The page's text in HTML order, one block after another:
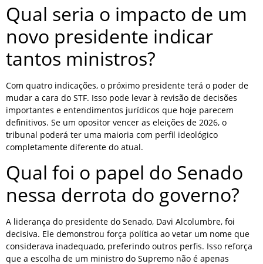
Qual seria o impacto de um
novo presidente indicar
tantos ministros?
Com quatro indicações, o próximo presidente terá o poder de
mudar a cara do STF. Isso pode levar à revisão de decisões
importantes e entendimentos jurídicos que hoje parecem
definitivos. Se um opositor vencer as eleições de 2026, o
tribunal poderá ter uma maioria com perfil ideológico
completamente diferente do atual.
Qual foi o papel do Senado
nessa derrota do governo?
A liderança do presidente do Senado, Davi Alcolumbre, foi
decisiva. Ele demonstrou força política ao vetar um nome que
considerava inadequado, preferindo outros perfis. Isso reforça
que a escolha de um ministro do Supremo não é apenas